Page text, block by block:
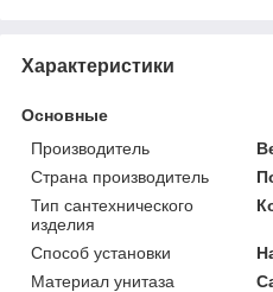
Характеристики
Основные
Производитель
Страна производитель
Тип сантехнического
изделия
Способ установки
Материал унитаза